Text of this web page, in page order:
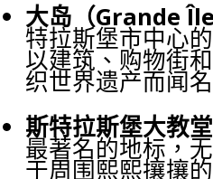
大岛（Grande Île
特拉斯堡市中心
以建筑、购物街
织世界遗产而闻
斯特拉斯堡大教堂
最著名的地标，
于周围熙熙攘攘